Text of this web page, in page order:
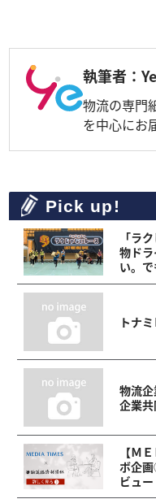
執筆者：
物流の専門
を中心にお
Pick up!
「ラ
物ド
い。
トナ
物流
企業
【Ｍ
ボ企
ビュー